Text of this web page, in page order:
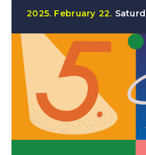
2025. February 22.